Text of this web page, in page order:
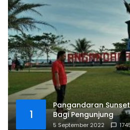
1
Pangandaran
Bagi Pengunjung
5 September 2022